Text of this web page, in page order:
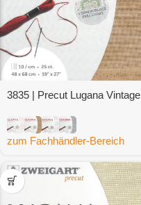
3835 | Precut Lugana Vintage
zum Fachhändler-Bereich